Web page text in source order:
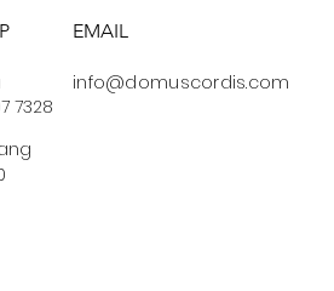
7328
EMAIL
info@domuscordis.com